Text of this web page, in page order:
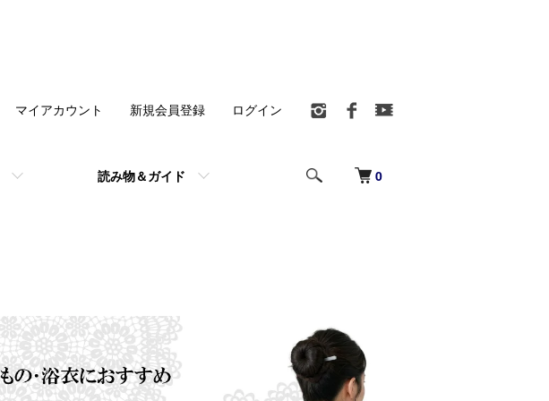
読み物＆ガイド
マイアカウント 新規会員登録 ログイン
0